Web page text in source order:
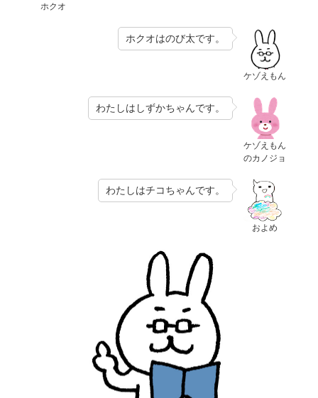
ホクオ
ケゾえもん
ホクオはのび太です。
ケゾえもん
のカノジョ
わたしはしずかちゃんです。
およめ
わたしはチコちゃんです。